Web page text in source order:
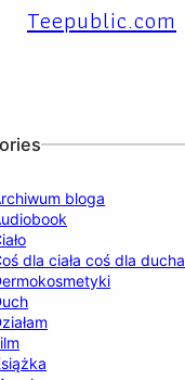
Teepublic.com
bloga
dla ciała coś dla ducha